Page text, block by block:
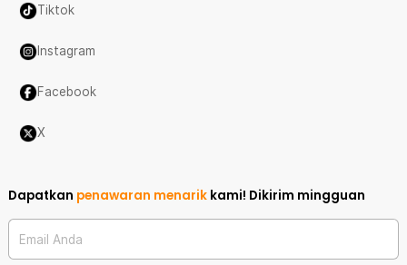
Tiktok
Instagram
Facebook
X
Dapatkan penawaran menarik kami! Dikirim mingguan
Email Anda